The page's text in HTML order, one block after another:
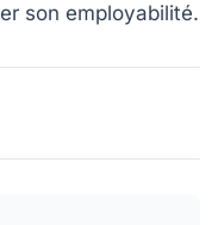
son employabilité.